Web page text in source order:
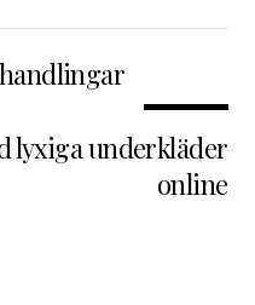
lyxiga underkläder
online